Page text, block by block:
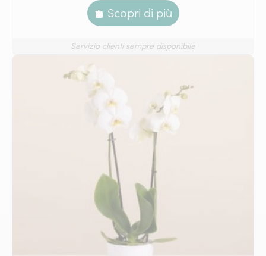
Scopri di più
Servizio clienti sempre disponibile